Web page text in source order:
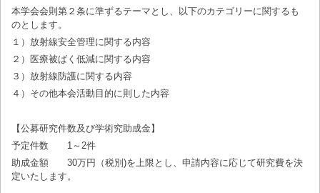
本学会会則第２条に準ずるテーマとし、以下のカテゴリーに関するも
のとします。
１）放射線安全管理に関する内容
２）医療被ばく低減に関する内容
３）放射線防護に関する内容
４）その他本会活動目的に則した内容
【公募研究件数及び学術究助成金】
予定件数 1～2件
助成金額 30万円（税別)を上限とし、申請内容に応じて研究費を決
定いたします。